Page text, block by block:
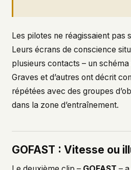
Les pilotes ne réagissaient pas
Leurs écrans de conscience
plusieurs contacts – un
Graves et d’autres ont décrit
répétées avec des groupes
dans la zone d’entraînement.
GOFAST : Vitesse ou